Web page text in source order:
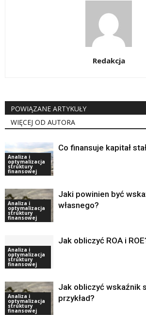
Redakcja
POWIĄZANE ARTYKUŁY
WIĘCEJ OD AUTORA
Analiza i
optymalizacja
struktury
finansowej
Co finansuje kapitał
Analiza i
optymalizacja
struktury
finansowej
Jaki powinien być
własnego?
Analiza i
optymalizacja
struktury
finansowej
Jak obliczyć ROA i
Analiza i
optymalizacja
struktury
finansowej
Jak obliczyć wskaźnik
przykład?